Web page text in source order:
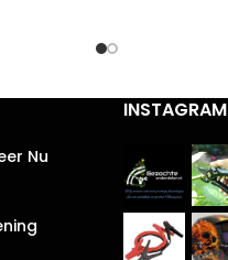
Nu
INSTAGRAM